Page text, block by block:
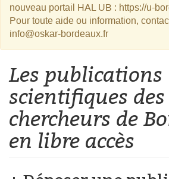
nouveau portail HAL UB : https://u-
Pour toute aide ou information,
info@oskar-bordeaux.fr
Les publications
scientifiques des
chercheurs de
en libre accès